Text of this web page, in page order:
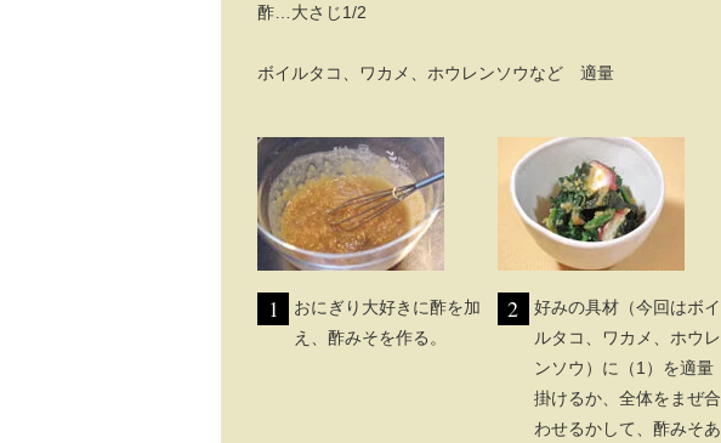
酢…大さじ1/2
ボイルタコ、ワカメ、ホウレンソウなど 適量
1
おにぎり大好きに酢を加
え、酢みそを作る。
2
好みの具材（今回はボイ
ルタコ、ワカメ、ホウレ
ンソウ）に（1）を適量
掛けるか、全体をまぜ合
わせるかして、酢みそあ